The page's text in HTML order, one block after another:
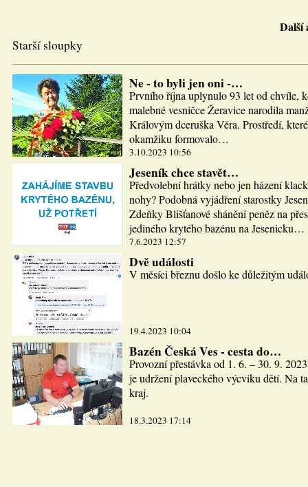
Starší sloupky
Ne - to byli jen oni -…
Prvního října uplynulo 93 let od chvíle,
malebné vesničce Žeravice narodila
Královým dceruška Věra. Prostředí,
okamžiku formovalo…
3.10.2023 10:56
Jeseník chce stavět…
Předvolební hrátky nebo jen házení
nohy? Podobná vyjádření starostky
Zdeňky Blišťanové shánění peněz na
jediného krytého bazénu na Jesenicku…
7.6.2023 12:57
Dvě události
V měsíci březnu došlo ke důležitým
19.4.2023 10:04
Bazén Česká Ves - cesta do…
Provozní přestávka od 1. 6. – 30. 9.
je udržení plaveckého výcviku dětí. Na
kraj.
18.3.2023 17:14